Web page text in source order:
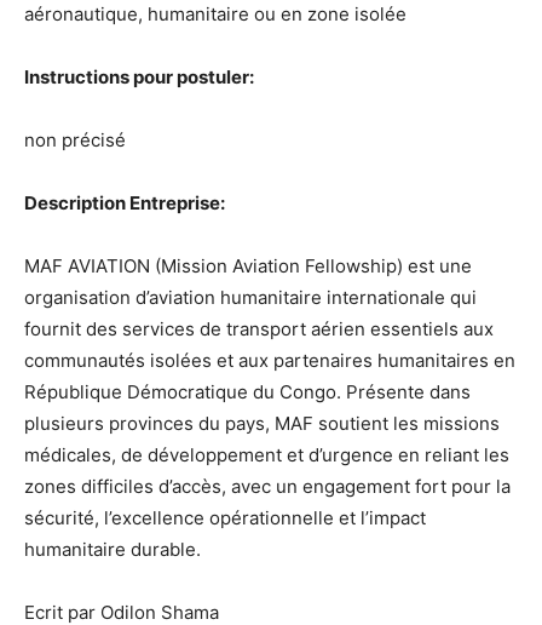
aéronautique, humanitaire ou en zone isolée
Instructions pour postuler:
non précisé
Description Entreprise:
MAF AVIATION (Mission Aviation Fellowship) est une
organisation d’aviation humanitaire internationale qui
fournit des services de transport aérien essentiels aux
communautés isolées et aux partenaires humanitaires en
République Démocratique du Congo. Présente dans
plusieurs provinces du pays, MAF soutient les missions
médicales, de développement et d’urgence en reliant les
zones difficiles d’accès, avec un engagement fort pour la
sécurité, l’excellence opérationnelle et l’impact
humanitaire durable.
Ecrit par Odilon Shama